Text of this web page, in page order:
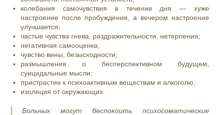
колебания самочувствия в течение дня — хуже
настроение после пробуждения, а вечером настроение
улучшается;
частые чувства гнева, раздражительности, нетерпения;
негативная самооценка;
чувство вины, безысходности;
размышления о бесперспективном будущем,
суицидальные мысли;
пристрастие к психоактивным веществам и алкоголю;
изоляция от окружающих.
Больных могут беспокоить психосоматические